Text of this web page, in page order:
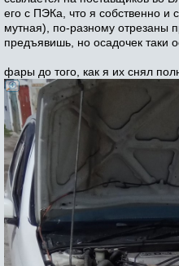
его с ПЭКа, что я собственно
мутная), по-разному отрезаны
предъявишь, но осадочек таки
фары до того, как я их снял